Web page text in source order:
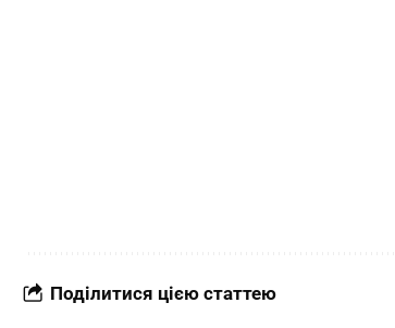
Поділитися цією статтею